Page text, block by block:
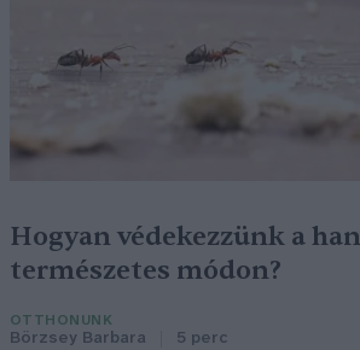
Hogyan védekezzünk a
természetes módon?
OTTHONUNK
Börzsey Barbara 5 perc